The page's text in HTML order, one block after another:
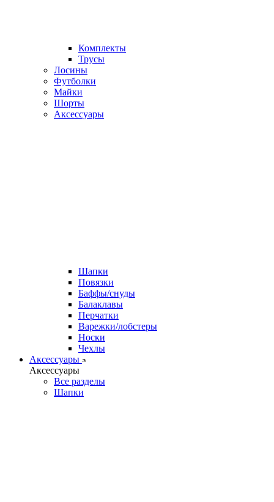
Комплекты
Трусы
Лосины
Футболки
Майки
Шорты
Аксессуары
Шапки
Повязки
Баффы/снуды
Балаклавы
Перчатки
Варежки/лобстеры
Носки
Чехлы
Аксессуары
Аксессуары
Все разделы
Шапки